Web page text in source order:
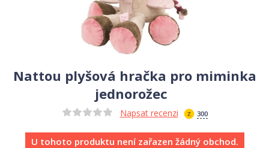
Nattou plyšová hračka pro miminka
jednorožec
Napsat recenzi 300
U tohoto produktu není zařazen žádný obchod.